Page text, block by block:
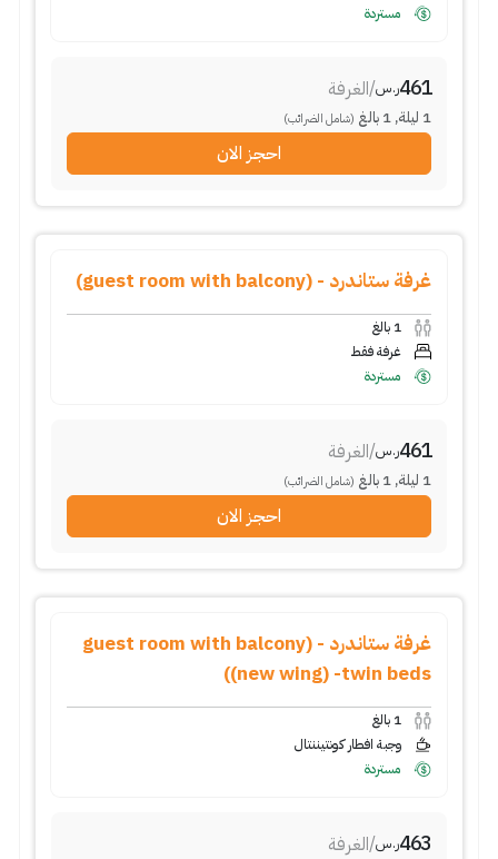
مستردة
461ر.س/الغرفة
1 ليلة,
1 بالغ (شامل الضرائب)
احجز الان
غرفة ستاندرد - (guest room with balcony)
1 بالغ
غرفة فقط
مستردة
461ر.س/الغرفة
1 ليلة,
1 بالغ (شامل الضرائب)
احجز الان
غرفة ستاندرد - (guest room with balcony
(new wing) -twin beds)
1 بالغ
وجبة افطار كونتيننتال
مستردة
463ر.س/الغرفة